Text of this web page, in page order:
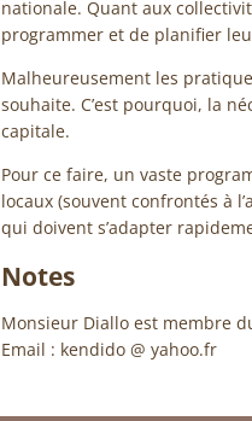
nationale. Quant aux
programmer et de planifier
Malheureusement les
souhaite. C’est pourquoi, la
capitale.
Pour ce faire, un vaste
locaux (souvent confrontés à
qui doivent s’adapter
Notes
Monsieur Diallo est membre
Email : kendido @ yahoo.fr